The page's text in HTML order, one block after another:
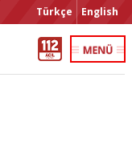
Türkçe English